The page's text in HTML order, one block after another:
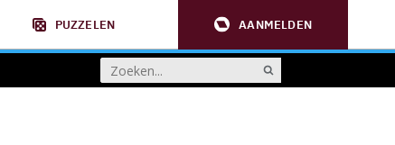
PUZZELEN AANMELDEN